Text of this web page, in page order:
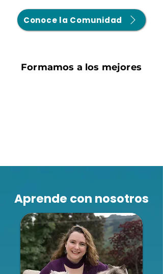
Conoce la Comunidad
Formamos a los mejores
Aprende con nosotros